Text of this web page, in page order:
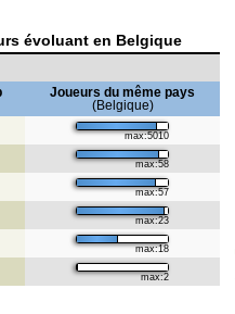
évoluant en Belgique
Joueurs du même pays
(Belgique)
max:5010
max:58
max:57
max:23
max:18
max:2